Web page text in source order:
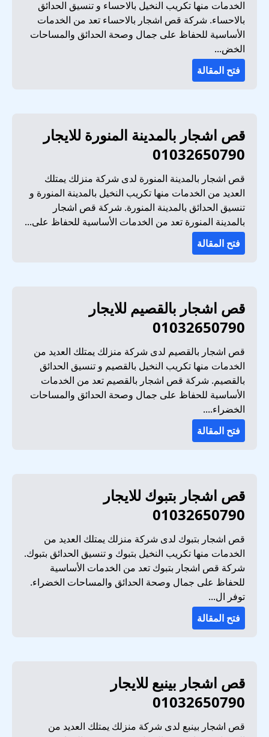
الخدمات منها تكريب النخيل بالاحساء و تنسيق الحدائق
بالاحساء. شركة قص اشجار بالاحساء تعد من الخدمات
الأساسية للحفاظ على جمال وصحة الحدائق والمساحات
الخض...
فتح المقالة
قص اشجار بالمدينة المنورة للايجار
01032650790
قص اشجار بالمدينة المنورة لدى شركة منزلك يمتلك
العديد من الخدمات منها تكريب النخيل بالمدينة المنورة و
تنسيق الحدائق بالمدينة المنورة. شركة قص اشجار
بالمدينة المنورة تعد من الخدمات الأساسية للحفاظ على...
فتح المقالة
قص اشجار بالقصيم للايجار
01032650790
قص اشجار بالقصيم لدى شركة منزلك يمتلك العديد من
الخدمات منها تكريب النخيل بالقصيم و تنسيق الحدائق
بالقصيم. شركة قص اشجار بالقصيم تعد من الخدمات
الأساسية للحفاظ على جمال وصحة الحدائق والمساحات
الخضراء....
فتح المقالة
قص اشجار بتبوك للايجار
01032650790
قص اشجار بتبوك لدى شركة منزلك يمتلك العديد من
الخدمات منها تكريب النخيل بتبوك و تنسيق الحدائق بتبوك.
شركة قص اشجار بتبوك تعد من الخدمات الأساسية
للحفاظ على جمال وصحة الحدائق والمساحات الخضراء.
توفر ال...
فتح المقالة
قص اشجار بينبع للايجار
01032650790
قص اشجار بينبع لدى شركة منزلك يمتلك العديد من